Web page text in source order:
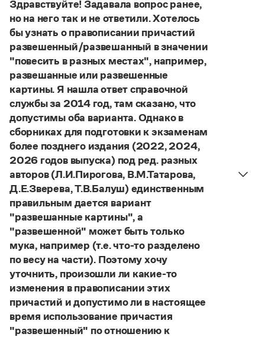
Словари русского языка как государственного
Справочники
Правила русской орфографии и пунктуации
Русский язык. Краткий теоретический курс
для школьников
Письмовник
Справочник по пунктуации
Словарь-справочник трудностей
Справочник по фразеологии
Азбучные истины
Словарь-справочник непростые слова
Все справочники портала
Журнал
Новости и события
Статьи
Интервью
Лекции и подкасты
Рекомендуем
Управление в русском языке
Словарь русских имён
Словарь методических терминов
Правила русской орфографии и пунктуации
(1956)
Здравствуйте! Задавала вопрос ранее,
но на него так и не ответили. Хотелось
бы узнать о правописании причастий
развешенный/развешанный в значении
"повесить в разных местах", например,
развешанные или развешенные
картины. Я нашла ответ справочной
службы за 2014 год, там сказано, что
допустимы оба варианта. Однако в
сборниках для подготовки к экзаменам
более позднего издания (2022, 2024,
2026 годов выпуска) под ред. разных
авторов (Л.И.Пирогова, В.М.Татарова,
Д.Е.Зверева, Т.В.Балуш) единственным
правильным дается вариант
"развешанные картины", а
"развешенной" может быть только
мука, например (т.е. что-то разделено
по весу на части). Поэтому хочу
уточнить, произошли ли какие-то
изменения в правописании этих
причастий и допустимо ли в настоящее
время использование причастия
"развешенный" по отношению к